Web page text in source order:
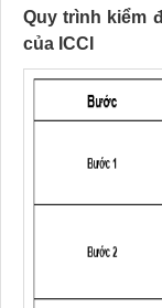
Quy trình kiểm
của ICCI